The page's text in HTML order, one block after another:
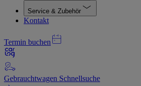
Service & Zubehör
Kontakt
Termin buchen
Gebrauchtwagen Schnellsuche